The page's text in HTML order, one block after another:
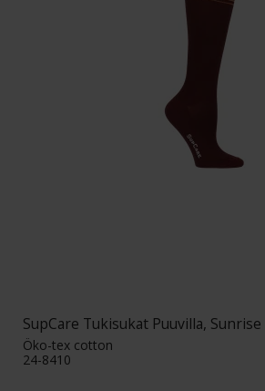
SupCare Tukisukat Puuvilla,
Öko-tex cotton
24-8410